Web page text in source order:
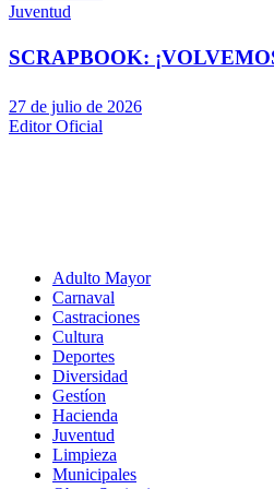
Juventud
SCRAPBOOK:
27 de julio de 2026
Editor Oficial
Adulto Mayor
Carnaval
Castraciones
Cultura
Deportes
Diversidad
Gestíon
Hacienda
Juventud
Limpieza
Municipales